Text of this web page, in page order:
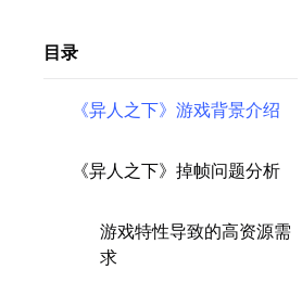
目录
《异人之下》游戏背景介绍
《异人之下》掉帧问题分析
游戏特性导致的高资源需
求